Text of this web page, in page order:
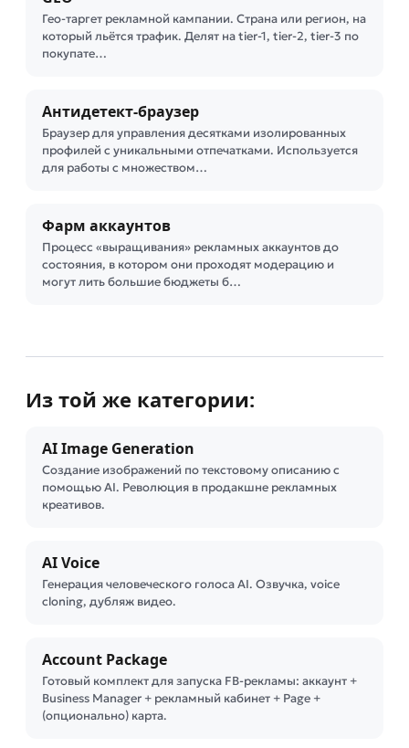
Гео-таргет рекламной кампании. Страна или регион, на
который льётся трафик. Делят на tier-1, tier-2, tier-3 по
покупате…
Антидетект-браузер
Браузер для управления десятками изолированных
профилей с уникальными отпечатками. Используется
для работы с множеством…
Фарм аккаунтов
Процесс «выращивания» рекламных аккаунтов до
состояния, в котором они проходят модерацию и
могут лить большие бюджеты б…
Из той же категории:
AI Image Generation
Создание изображений по текстовому описанию с
помощью AI. Революция в продакшне рекламных
креативов.
AI Voice
Генерация человеческого голоса AI. Озвучка, voice
cloning, дубляж видео.
Account Package
Готовый комплект для запуска FB-рекламы: аккаунт +
Business Manager + рекламный кабинет + Page +
(опционально) карта.